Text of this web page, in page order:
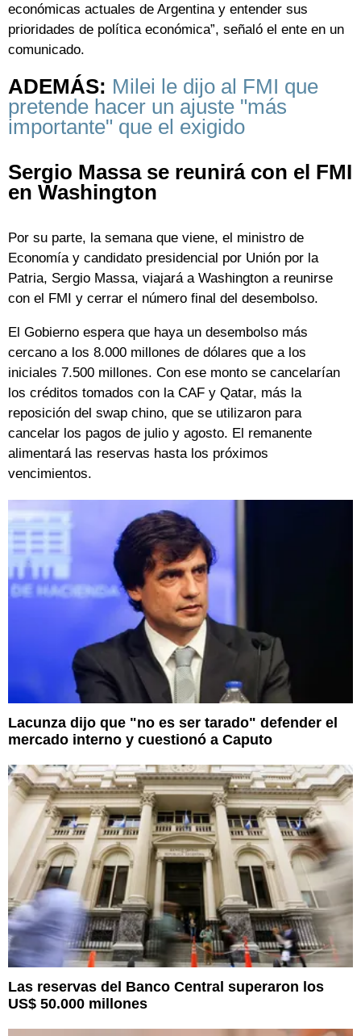
económicas actuales de Argentina y entender sus
prioridades de política económica”, señaló el ente en un
comunicado.
ADEMÁS: Milei le dijo al FMI que
pretende hacer un ajuste "más
importante" que el exigido
Sergio Massa se reunirá con el FMI
en Washington
Por su parte, la semana que viene, el ministro de
Economía y candidato presidencial por Unión por la
Patria, Sergio Massa, viajará a Washington a reunirse
con el FMI y cerrar el número final del desembolso.
El Gobierno espera que haya un desembolso más
cercano a los 8.000 millones de dólares que a los
iniciales 7.500 millones. Con ese monto se cancelarían
los créditos tomados con la CAF y Qatar, más la
reposición del swap chino, que se utilizaron para
cancelar los pagos de julio y agosto. El remanente
alimentará las reservas hasta los próximos
vencimientos.
Lacunza dijo que "no es ser tarado" defender el
mercado interno y cuestionó a Caputo
Las reservas del Banco Central superaron los
US$ 50.000 millones